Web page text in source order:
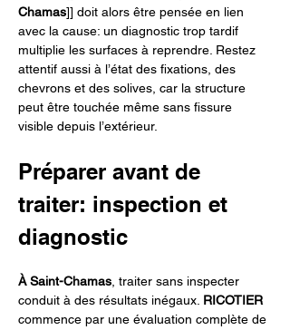
Chamas]] doit alors être pensée en lien
avec la cause: un diagnostic trop tardif
multiplie les surfaces à reprendre. Restez
attentif aussi à l’état des fixations, des
chevrons et des solives, car la structure
peut être touchée même sans fissure
visible depuis l’extérieur.
Préparer avant de
traiter: inspection et
diagnostic
À Saint-Chamas , traiter sans inspecter
conduit à des résultats inégaux. RICOTIER
commence par une évaluation complète de